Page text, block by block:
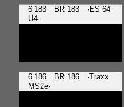
6 183 BR 183 ·ES 64
U4·
6 186 BR 186 ·Traxx
MS2e·